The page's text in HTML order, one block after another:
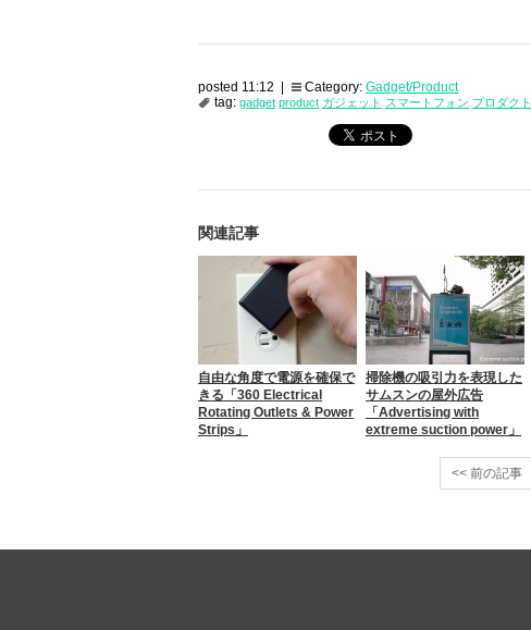
posted 11:12 | Category: Gadget/Product
tag: gadget product ガジェット スマートフォン プロダクト
関連記事
自由な角度で電源を確保で
きる「360 Electrical
Rotating Outlets & Power
Strips」
掃除機の吸引力を表現した
サムスンの屋外広告
「Advertising with
extreme suction power」
<< 前の記事